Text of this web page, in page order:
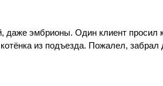
даже эмбрионы. Один клиент
из подъезда. Пожалел, забрал